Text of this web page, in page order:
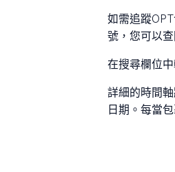
如需追蹤
號，您可以
在搜尋欄位
詳細的時間
日期。每當